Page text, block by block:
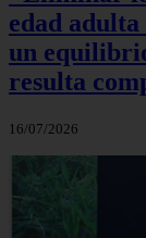
edad adulta
un
resulta
16/07/2026